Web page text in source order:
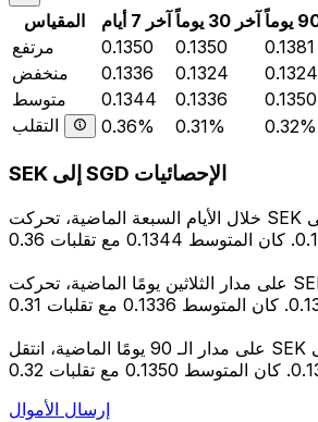
المقياس آخر 7 أيام آخر 30 يوماً
مرتفع
0.1350 0.1350
0.1381
منخفض
0.1336 0.1324
0.1324
متوسط
0.1344 0.1336
0.1350
التقلب
0.36% 0.31% 0.32%
SEK إلى SGD الإحصائيات
خلال الأيام السبعة الماضية، تحركت SEK إلى SGD بين 0.1336 و
على مدار الثلاثين يومًا الماضية، تحركت SEK إلى SGD بين
على مدار الـ 90 يومًا الماضية، انتقل SEK إلى SGD بين 0.1324
إرسال الأموال